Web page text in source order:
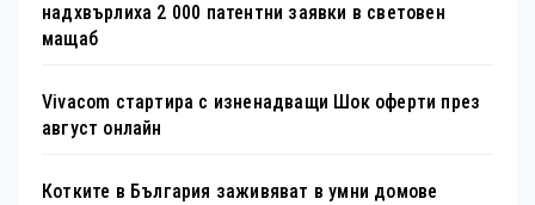
надхвърлиха 2 000 патентни заявки в световен
мащаб
Vivacom стартира с изненадващи Шок оферти през
август онлайн
Котките в България заживяват в умни домове